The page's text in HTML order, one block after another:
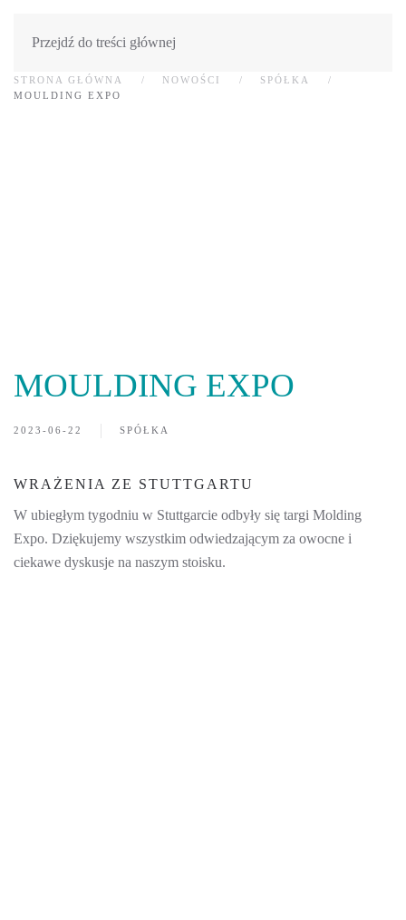
Przejdź do treści głównej
STRONA GŁÓWNA NOWOŚCI
SPÓŁKA
MOULDING EXPO
MOULDING EXPO
2023-06-22 SPÓŁKA
WRAŻENIA ZE STUTTGARTU
W ubiegłym tygodniu w Stuttgarcie odbyły się targi Molding
Expo. Dziękujemy wszystkim odwiedzającym za owocne i
ciekawe dyskusje na naszym stoisku.